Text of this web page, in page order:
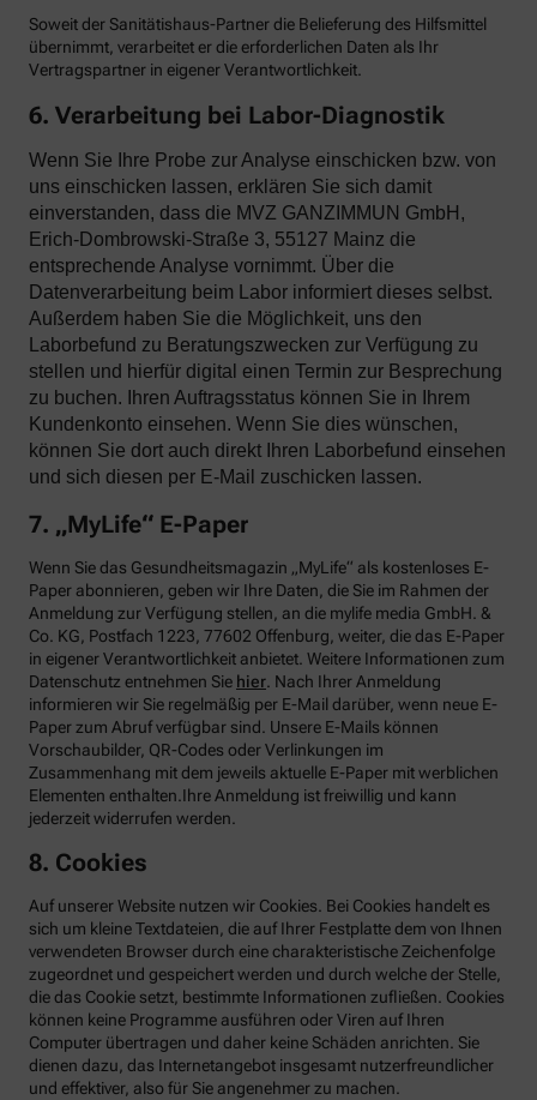
Soweit der Sanitätishaus-Partner die Belieferung des Hilfsmittel
übernimmt, verarbeitet er die erforderlichen Daten als Ihr
Vertragspartner in eigener Verantwortlichkeit.
6. Verarbeitung bei Labor-Diagnostik
Wenn Sie Ihre Probe zur Analyse einschicken bzw. von
uns einschicken lassen, erklären Sie sich damit
einverstanden, dass die MVZ GANZIMMUN GmbH,
Erich-Dombrowski-Straße 3, 55127 Mainz die
entsprechende Analyse vornimmt. Über die
Datenverarbeitung beim Labor informiert dieses selbst.
Außerdem haben Sie die Möglichkeit, uns den
Laborbefund zu Beratungszwecken zur Verfügung zu
stellen und hierfür digital einen Termin zur Besprechung
zu buchen. Ihren Auftragsstatus können Sie in Ihrem
Kundenkonto einsehen. Wenn Sie dies wünschen,
können Sie dort auch direkt Ihren Laborbefund einsehen
und sich diesen per E-Mail zuschicken lassen.
7. „MyLife“ E-Paper
Wenn Sie das Gesundheitsmagazin „MyLife“ als kostenloses E-
Paper abonnieren, geben wir Ihre Daten, die Sie im Rahmen der
Anmeldung zur Verfügung stellen, an die mylife media GmbH. &
Co. KG, Postfach 1223, 77602 Offenburg, weiter, die das E-Paper
in eigener Verantwortlichkeit anbietet. Weitere Informationen zum
Datenschutz entnehmen Sie hier . Nach Ihrer Anmeldung
informieren wir Sie regelmäßig per E-Mail darüber, wenn neue E-
Paper zum Abruf verfügbar sind. Unsere E-Mails können
Vorschaubilder, QR-Codes oder Verlinkungen im
Zusammenhang mit dem jeweils aktuelle E-Paper mit werblichen
Elementen enthalten.Ihre Anmeldung ist freiwillig und kann
jederzeit widerrufen werden.
8. Cookies
Auf unserer Website nutzen wir Cookies. Bei Cookies handelt es
sich um kleine Textdateien, die auf Ihrer Festplatte dem von Ihnen
verwendeten Browser durch eine charakteristische Zeichenfolge
zugeordnet und gespeichert werden und durch welche der Stelle,
die das Cookie setzt, bestimmte Informationen zufließen. Cookies
können keine Programme ausführen oder Viren auf Ihren
Computer übertragen und daher keine Schäden anrichten. Sie
dienen dazu, das Internetangebot insgesamt nutzerfreundlicher
und effektiver, also für Sie angenehmer zu machen.